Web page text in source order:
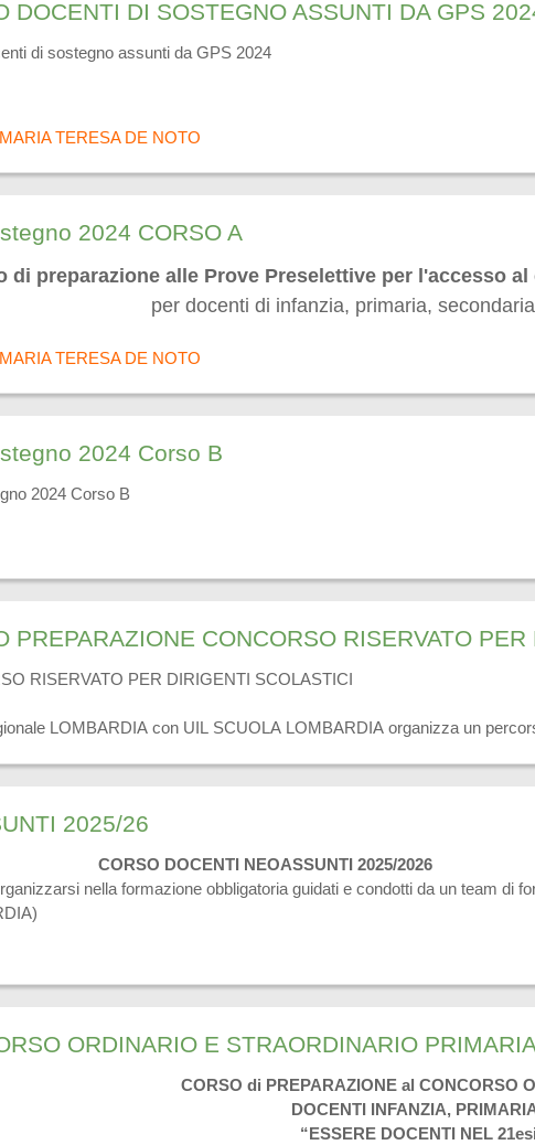
DOCENTI DI SOSTEGNO ASSUNTI DA GPS
di sostegno assunti da GPS 2024
MARIA TERESA DE NOTO
2024 CORSO A
di preparazione alle Prove Preselettive per l'accesso
per docenti di infanzia, primaria,
MARIA TERESA DE NOTO
2024 Corso B
2024 Corso B
PREPARAZIONE CONCORSO RISERVATO
RISERVATO PER DIRIGENTI SCOLASTICI
LOMBARDIA con UIL SCUOLA LOMBARDIA organizza un
1, lettere a) e b): QUESITI A RISPOSTA CHIUSA - RIFLESSIONI
È UTILE ANCHE PER APPROFONDIRE LA PREPARAZIONE AL
2025/26
NEOASSUNTI 2025/2026
nella formazione obbligatoria guidati e condotti da un team di
ORDINARIO E STRAORDINARIO
CORSO di PREPARAZIONE al CONCORSO
DOCENTI INFANZIA,
“ESSERE DOCENTI NEL